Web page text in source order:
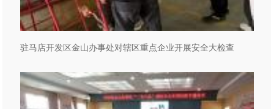
驻马店开发区金山办事处对辖区重点企业开展安全大检查